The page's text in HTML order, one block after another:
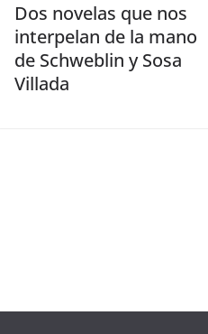
Dos novelas que nos
interpelan de la mano
de Schweblin y Sosa
Villada